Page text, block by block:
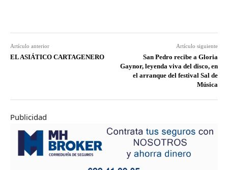
Artículo anterior
EL ASIÁTICO CARTAGENERO
Artículo siguiente
San Pedro recibe a Gloria
Gaynor, leyenda viva del disco, en
el arranque del festival Sal de
Música
Publicidad